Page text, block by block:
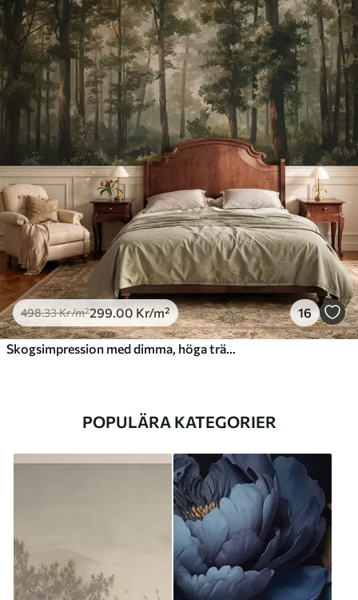
498.33Kr/m²299.00 Kr/m² 16
POPULÄRA KATEGORIER